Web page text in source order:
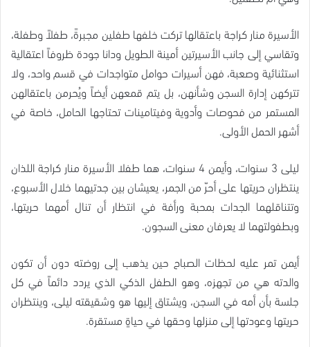
الأسيرة منار كراجة باعتقالها تركت خلفها طفلين مجبرةً، طفلاً وطفلة،
وتقاسي إلى جانب الأسيرتين أمينة الطويل ودانا جودة ظروفاً اعتقالية
استثنائية وصعبة، فهن أسيرات حوامل متواجدات في قسم واحد، ولا
تتركهن إدارة السجن وشأنهن، بل يتم قمعهن أيضاً ويُحرمن باعتقالهن
المستمر من فحوصات وأدوية وفيتامينات تحتاجها الحامل، خاصة في
أشهر الحمل الأولى.
ليلى 3 سنوات، وأيمن 4 سنوات، هما طفلا الأسيرة منار كراجة اللذان
ينتظران حريتها على أحرّ من الجمر، يعيشان بين جدتيهما خلال الأسبوع،
وتتناقلهما الجدات بمحبة ورأفة في انتظار أن تنال أمهما حريتها،
وبطفولتهما لا يعرفان معنى السجون.
أيمن تمر عليه لحظات الصباح حين يذهب إلى روضته دون أن تكون
والدته هي من تجهزه، وهو الطفل الذكي الذي يردد دائماً في كل
جلسة بأن أمه في السجن، ويشتاق إليها هو وشقيقته ليلى، وينتظران
حريتها وعودتها إلى منزلها وحقها في حياةٍ مستقرة.